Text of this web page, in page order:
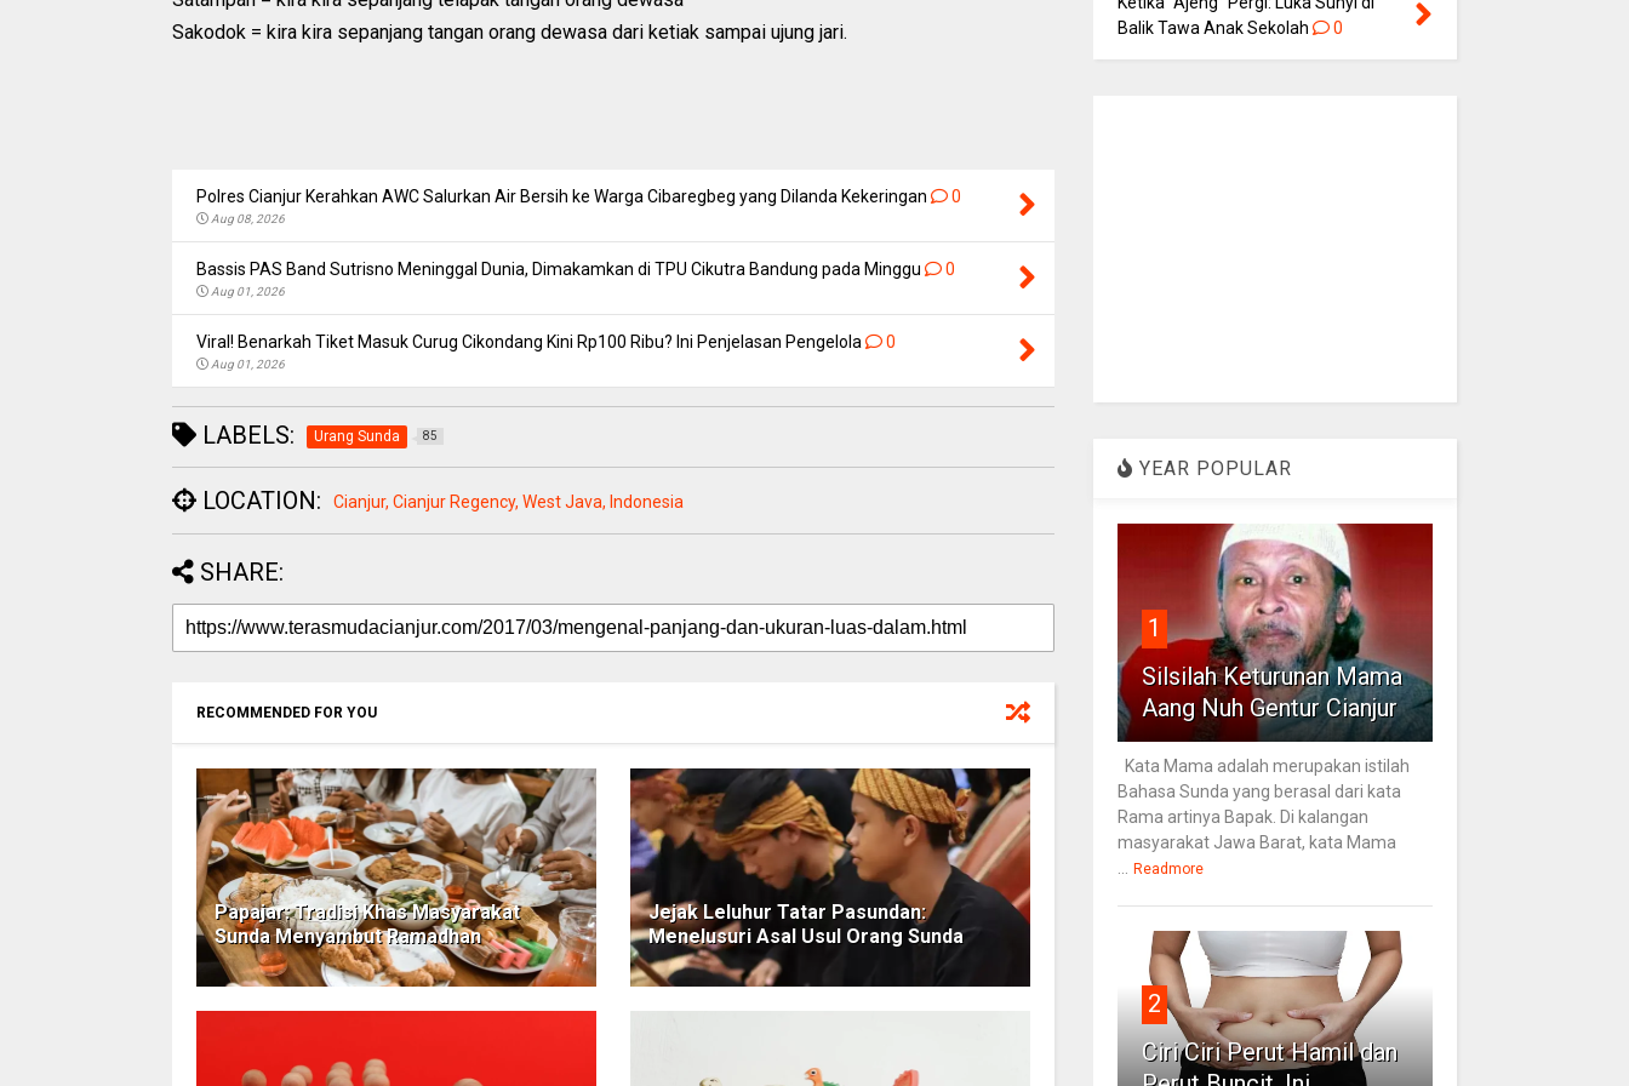
Sakodok = kira kira sepanjang tangan orang dewasa dari ketiak sampai ujung jari.
Polres Cianjur Kerahkan AWC Salurkan Air Bersih ke Warga Cibaregbeg yang Dilanda Kekeringan 0
Aug 08, 2026
Bassis PAS Band Sutrisno Meninggal Dunia, Dimakamkan di TPU Cikutra Bandung pada Minggu 0
Aug 01, 2026
Viral! Benarkah Tiket Masuk Curug Cikondang Kini Rp100 Ribu? Ini Penjelasan Pengelola 0
Aug 01, 2026
LABELS: Urang Sunda 85
LOCATION: Cianjur, Cianjur Regency, West Java, Indonesia
SHARE:
RECOMMENDED FOR YOU
Papajar: Tradisi Khas Masyarakat
Sunda Menyambut Ramadhan
Jejak Leluhur Tatar Pasundan:
Menelusuri Asal Usul Orang Sunda
Balik Tawa Anak Sekolah
0
YEAR POPULAR
1
Silsilah Keturunan Mama
Aang Nuh Gentur Cianjur
Kata Mama adalah merupakan istilah
Bahasa Sunda yang berasal dari kata
Rama artinya Bapak. Di kalangan
masyarakat Jawa Barat, kata Mama
... Readmore
2
Ciri Ciri Perut Hamil dan